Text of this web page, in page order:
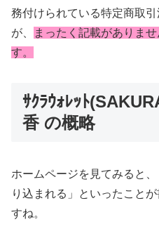
務付けられている特定商取
が、
まったく記載がありま
す。
ｻｸﾗｳｫﾚｯﾄ
香 の概略
ホームページを見てみると、
り込まれる」
といったこと
すね。